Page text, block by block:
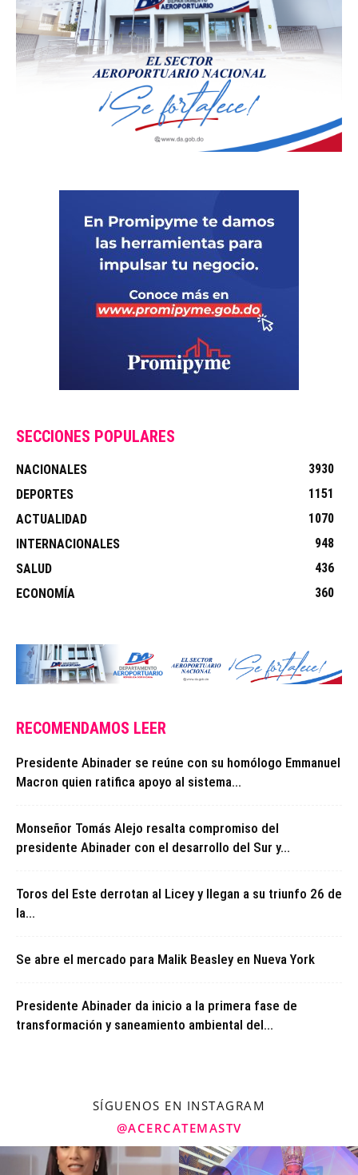
SECCIONES POPULARES
NACIONALES
3930
DEPORTES
1151
ACTUALIDAD
1070
INTERNACIONALES
948
SALUD
436
ECONOMÍA
360
RECOMENDAMOS LEER
Presidente Abinader se reúne con su homólogo Emmanuel
Macron quien ratifica apoyo al sistema...
Monseñor Tomás Alejo resalta compromiso del
presidente Abinader con el desarrollo del Sur y...
Toros del Este derrotan al Licey y llegan a su triunfo 26 de
la...
Se abre el mercado para Malik Beasley en Nueva York
Presidente Abinader da inicio a la primera fase de
transformación y saneamiento ambiental del...
SÍGUENOS EN INSTAGRAM
@ACERCATEMASTV